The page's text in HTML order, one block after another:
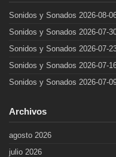
Sonidos y Sonados 2026-08-
Sonidos y Sonados 2026-07-
Sonidos y Sonados 2026-07-
Sonidos y Sonados 2026-07-
Sonidos y Sonados 2026-07-
Archivos
agosto 2026
julio 2026